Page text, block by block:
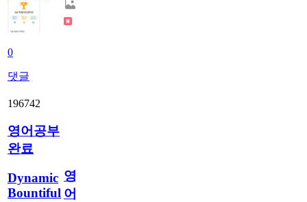
0
댓글
196742
영어공부
완료
Dynamic
Bountiful
영
어